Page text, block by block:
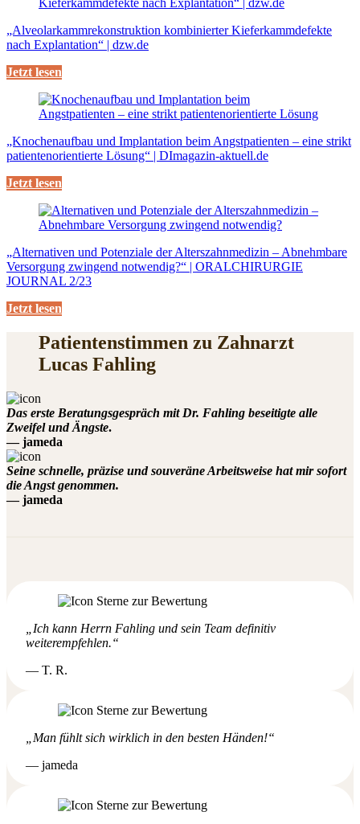
„Alveolarkammrekonstruktion kombinierter Kieferkammdefekte
nach Explantation“ | dzw.de
Jetzt lesen
„Knochenaufbau und Implantation beim Angstpatienten – eine strikt
patientenorientierte Lösung“ | DImagazin-aktuell.de
Jetzt lesen
„Alternativen und Potenziale der Alterszahnmedizin – Abnehmbare
Versorgung zwingend notwendig?“ | ORALCHIRURGIE
JOURNAL 2/23
Jetzt lesen
Patientenstimmen zu Zahnarzt
Lucas Fahling
Das erste Beratungsgespräch mit Dr. Fahling beseitigte alle
Zweifel und Ängste.
— jameda
Seine schnelle, präzise und souveräne Arbeitsweise hat mir sofort
die Angst genommen.
— jameda
Ich kann Herrn Fahling und sein Team definitiv
weiterempfehlen.“
— T. R.
„Man fühlt sich wirklich in den besten Händen!“
— jameda